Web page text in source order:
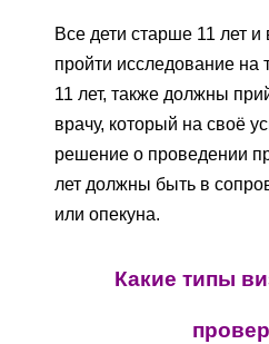
Все дети старше 11 лет
пройти исследование на
11 лет, также должны
врачу, который на своё
решение о проведении
лет должны быть в
или опекуна.
Какие типы